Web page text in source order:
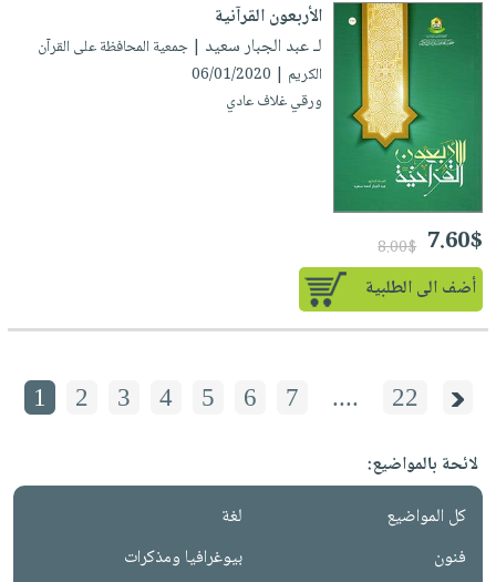
الأربعون القرآنية
لـ عبد الجبار سعيد | جمعية المحافظة على القرآن
الكريم | 06/01/2020
ورقي غلاف عادي
7.60$
8.00$
أضف الى الطلبية
1 2 3 4 5 6 7 .... 22
لائحة بالمواضيع:
كل المواضيع
لغة
فنون
بيوغرافيا ومذكرات